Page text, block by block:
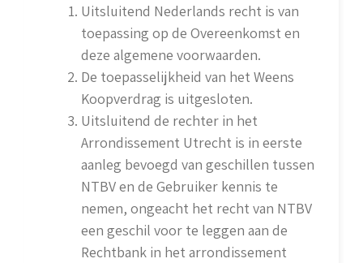
Uitsluitend Nederlands recht is van
toepassing op de Overeenkomst en
deze algemene voorwaarden.
De toepasselijkheid van het Weens
Koopverdrag is uitgesloten.
Uitsluitend de rechter in het
Arrondissement Utrecht is in eerste
aanleg bevoegd van geschillen tussen
NTBV en de Gebruiker kennis te
nemen, ongeacht het recht van NTBV
een geschil voor te leggen aan de
Rechtbank in het arrondissement